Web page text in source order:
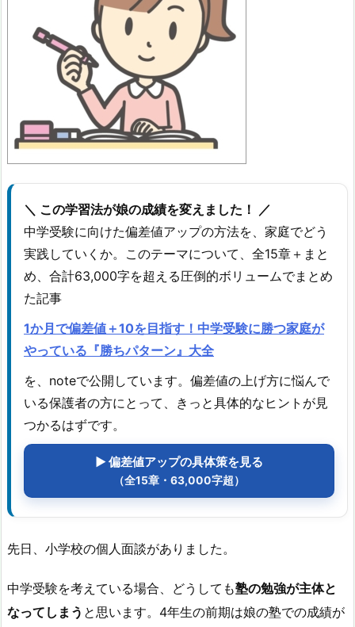
＼ この学習法が娘の成績を変えました！ ／
中学受験に向けた偏差値アップの方法を、家庭でどう
実践していくか。このテーマについて、全15章＋まと
め、合計63,000字を超える圧倒的ボリュームでまとめ
た記事
1か月で偏差値＋10を目指す！中学受験に勝つ家庭が
やっている『勝ちパターン』大全
を、noteで公開しています。偏差値の上げ方に悩んで
いる保護者の方にとって、きっと具体的なヒントが見
つかるはずです。
▶ 偏差値アップの具体策を見る
（全15章・63,000字超）
先日、小学校の個人面談がありました。
中学受験を考えている場合、どうしても塾の勉強が主体と
なってしまう と思います。4年生の前期は娘の塾での成績が